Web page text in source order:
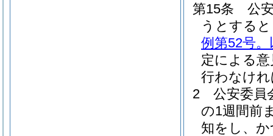
第15条
公
うとする
例第52号
定による
行わなけ
2
公安委員
の1週間前
知をし、